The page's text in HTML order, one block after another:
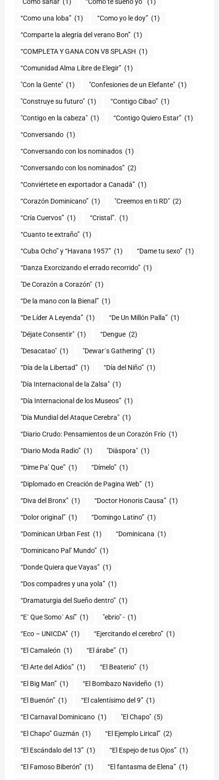
“Como una loba” (1) “Como yo le doy” (1)
“Comparte la alegría del verano Bon” (1)
“COMPLETA Y GANA CON V8 SPLASH (1)
“Comunidad Alma Libre de Elegir” (1)
"Con la Gente" (1) "Confesiones de un Elefante" (1)
"Construye su futuro" (1) “Contigo Cibao” (1)
"Contigo en la cabeza" (1) “Contigo Quiero Estar” (1)
“Conversando (1)
“Conversando con los nominados (1)
“Conversando con los nominados” (2)
“Conviértete en exportador a Canadá” (1)
“Corazón Dominicano” (1) "Creemos en ti RD" (2)
“Cría Cuervos” (1) “Cristal”. (1)
“Cuanto te extraño” (1)
“Cuba Ocho” y “Havana 1957” (1) “Dame tu sexo” (1)
“Danza Exorcizando el errado recorrido” (1)
"De Corazón a Corazón" (1)
(1)
“De Líder A Leyenda” (1) “De Un Millón Palla” (1)
"Déjate Consentir" (1) “Dengue (2)
"Desacatao" (1) "Dewar´s Gathering" (1)
(1) “Día del Niño” (1)
"Día Internacional de la Zalsa" (1)
“Día Internacional de los Museos” (1)
"Día Mundial del Ataque Cerebra" (1)
“Diario Crudo: Pensamientos de un Corazón Frío (1)
“Diario Moda Radio” (1) (1)
“Dime Pa’ Que” (1) “Dímelo” (1)
“Diplomado en Creación de Pagina Web” (1)
“Diva del Bronx” (1) “Doctor Honoris Causa” (1)
“Dolor original” (1) “Domingo Latino” (1)
“Dominican Urban Fest (1) “Dominicana (1)
“Dominicano Pal’ Mundo” (1)
“Donde Quiera que Vayas” (1)
“Dos compadres y una yola” (1)
“Dramaturgia del Sueño dentro” (1)
“E´ Que Somo´ Así” (1) "ebrio" - (1)
“Eco – UNICDA” (1) “Ejercitando el cerebro” (1)
“El Camaleón (1) “El árabe” (1)
“El Arte del Adiós” (1) “El Beaterio” (1)
“El Big Man” (1) “El Bombazo Navideño (1)
“El Buenón” (1) “El calentísimo del 9” (1)
“El Carnaval Dominicano (1) "El Chapo" (5)
“El Chapo” Guzmán (1) “El Ejemplo Lirical” (2)
“El Escándalo del 13” (1) “El Espejo de tus Ojos” (1)
“El Famoso Biberón” (1) “El fantasma de Elena” (1)